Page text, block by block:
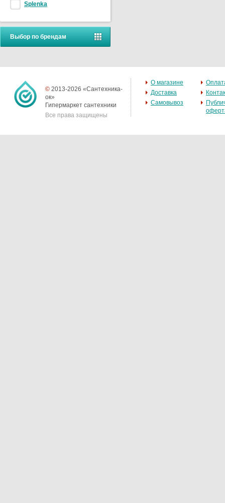
Splenka
Выбор по брендам
© 2013-2026 «Сантехника-
ок»
Гипермаркет сантехники
Все права защищены
О магазине
Доставка
Самовывоз